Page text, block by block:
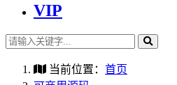
VIP
当前位置： 首页